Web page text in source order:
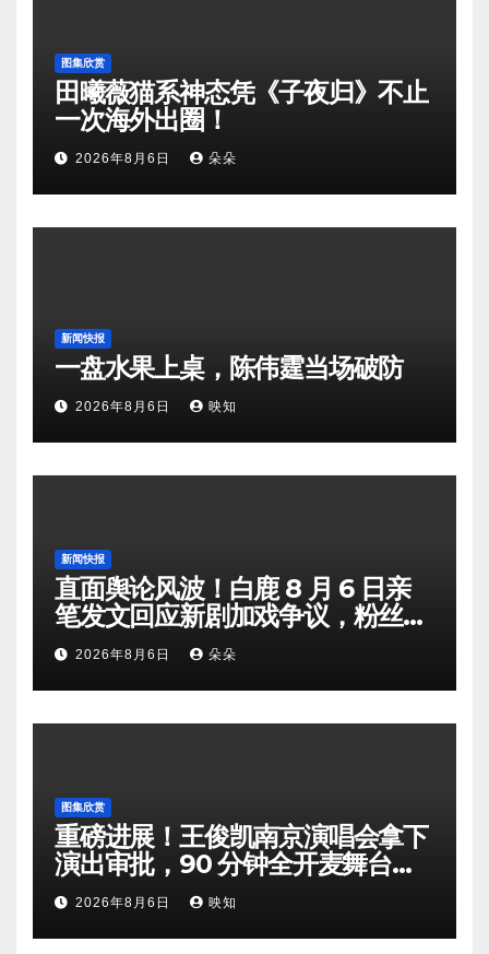
图集欣赏
田曦薇猫系神态凭《子夜归》不止
一次海外出圈！
2026年8月6日 朵朵
新闻快报
一盘水果上桌，陈伟霆当场破防
2026年8月6日 映知
新闻快报
直面舆论风波！白鹿 8 月 6 日亲
笔发文回应新剧加戏争议，粉丝剧
组矛盾暗流涌动
2026年8月6日 朵朵
图集欣赏
重磅进展！王俊凯南京演唱会拿下
演出审批，90 分钟全开麦舞台即
将奔赴南京
2026年8月6日 映知